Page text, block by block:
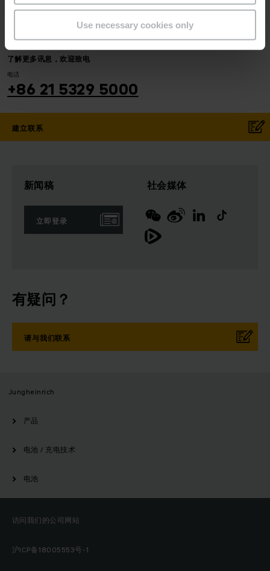
Use necessary cookies only
了解更多讯息，欢迎致电
电话
+86 21 5329 5000
建立联系
新闻稿
立即登录
社会媒体
有疑问？
请与我们联系
Jungheinrich
产品
电池 / 充电技术
电池
访问我们的公司网站
沪ICP备18005553号-1